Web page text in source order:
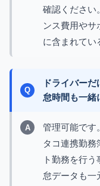
確認ください
ンス費用やサ
に含まれてい
ドライバー
怠時間も一緒
管理可能です
タコ連携勤務
ト勤務を行
怠データも一